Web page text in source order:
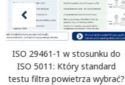
ISO 29461-1 w stosunku do
ISO 5011: Który standard
testu filtra powietrza wybrać?